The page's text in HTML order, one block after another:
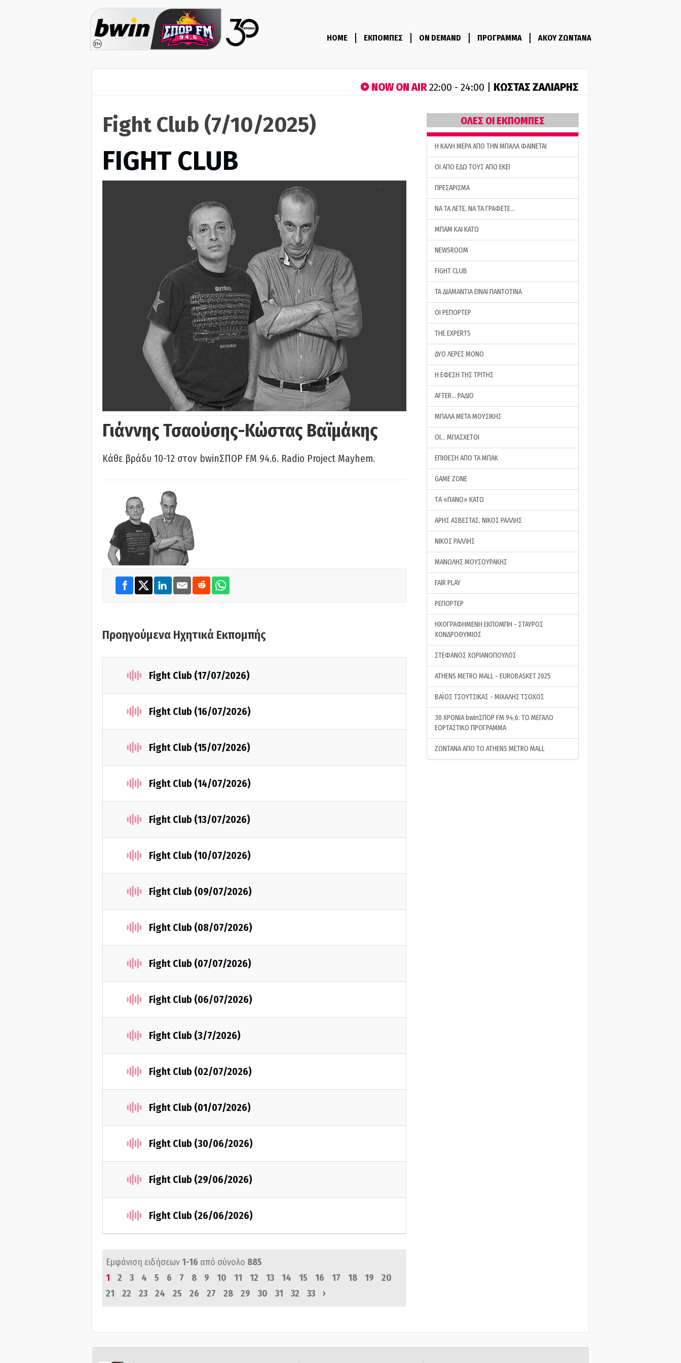
HOME ΕΚΠΟΜΠΕΣ ON DEMAND ΠΡΟΓΡΑΜΜΑ ΑΚΟΥ ΖΩΝΤΑΝΑ
NOW ON AIR22:00 - 24:00 | ΚΩΣΤΑΣ ΖΑΛΙΑΡΗΣ
Fight Club (7/10/2025)
FIGHT CLUB
Γιάννης Τσαούσης-Κώστας Βαϊμάκης
Κάθε βράδυ 10-12 στον bwinΣΠΟΡ FM 94.6. Radio Project Mayhem.
Προηγούμενα Ηχητικά Εκπομπής
Fight Club (17/07/2026)
Fight Club (16/07/2026)
Fight Club (15/07/2026)
Fight Club (14/07/2026)
Fight Club (13/07/2026)
Fight Club (10/07/2026)
Fight Club (09/07/2026)
Fight Club (08/07/2026)
Fight Club (07/07/2026)
Fight Club (06/07/2026)
Fight Club (3/7/2026)
Fight Club (02/07/2026)
Fight Club (01/07/2026)
Fight Club (30/06/2026)
Fight Club (29/06/2026)
Fight Club (26/06/2026)
Εμφάνιση ειδήσεων1-16 από σύνολο 885
1
2 3 4 5 6 7 8 9 10 11 12 13 14 15 16 17 18 19
20
21
22 23 24 25 26 27 28 29 30 31 32 33 ›
ΟΛΕΣ ΟΙ ΕΚΠΟΜΠΕΣ
H ΚΑΛΗ ΜΕΡΑ ΑΠΟ ΤΗΝ ΜΠΑΛΑ ΦΑΙΝΕΤΑΙ
ΟΙ ΑΠΟ ΕΔΩ ΤΟΥΣ ΑΠΟ ΕΚΕΙ
ΠΡΕΣΑΡΙΣΜΑ
ΝΑ ΤΑ ΛΕΤΕ, ΝΑ ΤΑ ΓΡΑΦΕΤΕ…
ΜΠΑΜ ΚΑΙ ΚΑΤΩ
NEWSROOM
FIGHT CLUB
ΤΑ ΔΙΑΜΑΝΤΙΑ ΕΙΝΑΙ ΠΑΝΤΟΤΙΝΑ
ΟΙ ΡΕΠΟΡΤΕΡ
THE EXPERTS
ΔΥΟ ΛΕΡΕΣ ΜΟΝΟ
Η ΕΦΕΣΗ ΤΗΣ ΤΡΙΤΗΣ
AFTER… ΡΑΔΙΟ
ΜΠΑΛΑ ΜΕΤΑ ΜΟΥΣΙΚΗΣ
ΟΙ… ΜΠΑΣΧΕΤΟΙ
ΕΠΙΘΕΣΗ ΑΠΟ ΤΑ ΜΠΑΚ
GAME ZONE
ΤA «ΠΑΝΟ» ΚΑΤΩ
ΑΡΗΣ ΑΣΒΕΣΤΑΣ, ΝΙΚΟΣ ΡΑΛΛΗΣ
ΝΙΚΟΣ ΡΑΛΛΗΣ
ΜΑΝΩΛΗΣ ΜΟΥΣΟΥΡΑΚΗΣ
FAIR PLAY
ΡΕΠΟΡΤΕΡ
ΗΧΟΓΡΑΦΗΜΕΝΗ ΕΚΠΟΜΠΗ - ΣΤΑΥΡΟΣ
ΧΟΝΔΡΟΘΥΜΙΟΣ
ΣΤΕΦΑΝΟΣ ΧΩΡΙΑΝΟΠΟΥΛΟΣ
ATHENS METRO MALL - EUROBASKET 2025
ΒΑΪΟΣ ΤΣΟΥΤΣΙΚΑΣ - ΜΙΧΑΛΗΣ ΤΣΟΧΟΣ
30 ΧΡΟΝΙΑ bwinΣΠΟΡ FM 94,6: ΤΟ ΜΕΓΑΛΟ
ΕΟΡΤΑΣΤΙΚΟ ΠΡΟΓΡΑΜΜΑ
ΖΩΝΤΑΝΑ ΑΠΟ ΤΟ ATHENS METRO MALL